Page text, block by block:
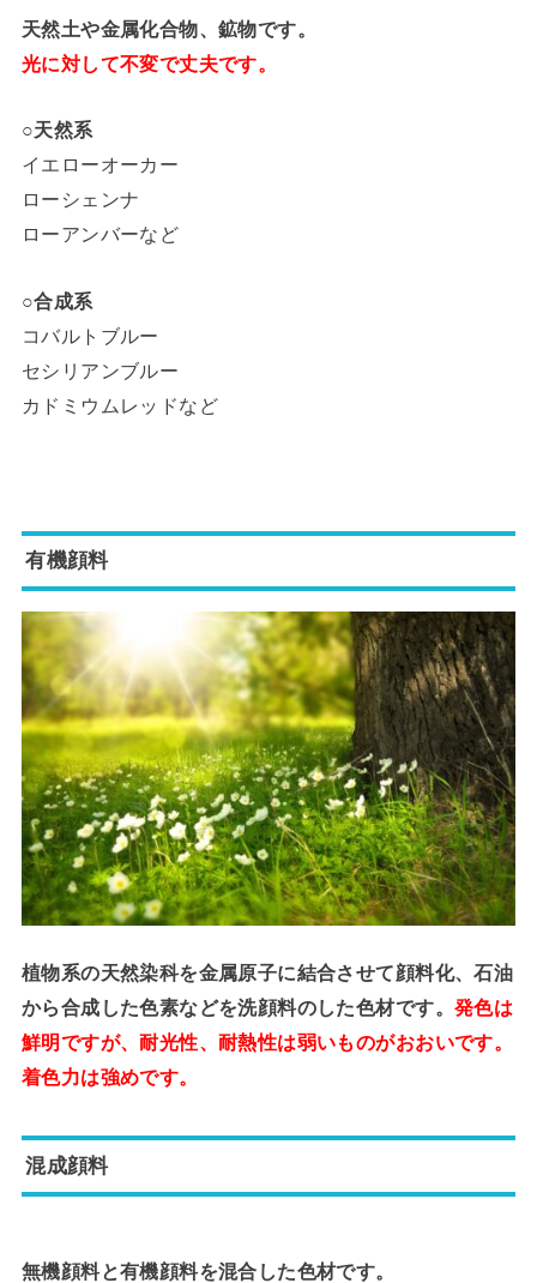
天然土や金属化合物、鉱物です。
光に対して不変で丈夫です。
○天然系
イエローオーカー
ローシェンナ
ローアンバーなど
○合成系
コバルトブルー
セシリアンブルー
カドミウムレッドなど
有機顔料
植物系の天然染科を金属原子に結合させて顔料化、石油
から合成した色素などを洗顔料のした色材です。 発色は
鮮明ですが、耐光性、耐熱性は弱いものがおおいです。
着色力は強めです。
混成顔料
無機顔料と有機顔料を混合した色材です。